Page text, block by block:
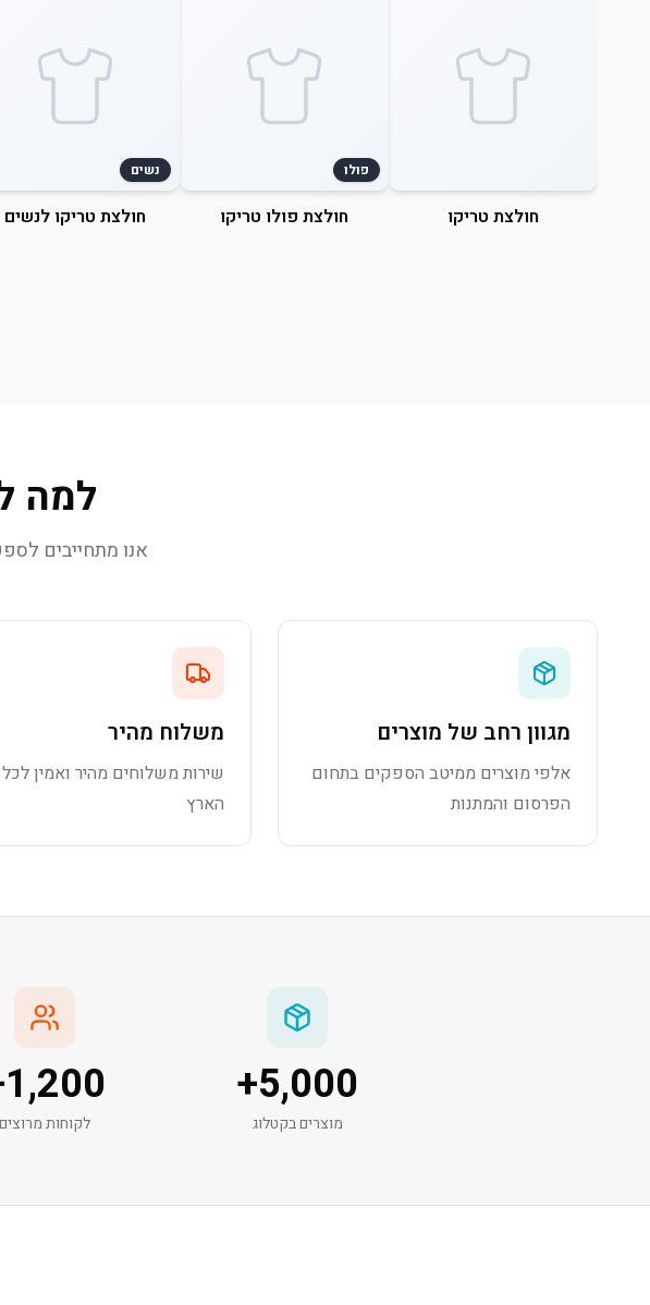
חולצת טריקו
פולו
חולצת פולו טריקו
נשים
חולצת טריקו לנשים
למה
אנו מתחייבים
מגוון רחב של מוצרים
אלפי מוצרים ממיטב הספקים בתחום
הפרסום והמתנות
משלוח מהיר
שירות משלוחים מהיר ואמין
הארץ
5,000
+
מוצרים בקטלוג
1,200
לקוחות מרוצים